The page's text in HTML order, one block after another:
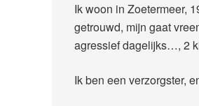
Ik woon in Zoetermeer,
getrouwd, mijn gaat
agressief dagelijks…, 2
Ik ben een verzorgster,